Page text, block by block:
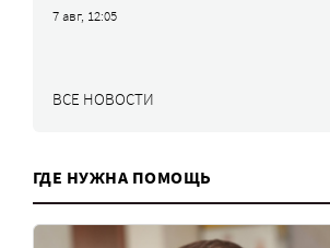
7 авг, 12:05
ВСЕ НОВОСТИ
ГДЕ НУЖНА ПОМОЩЬ